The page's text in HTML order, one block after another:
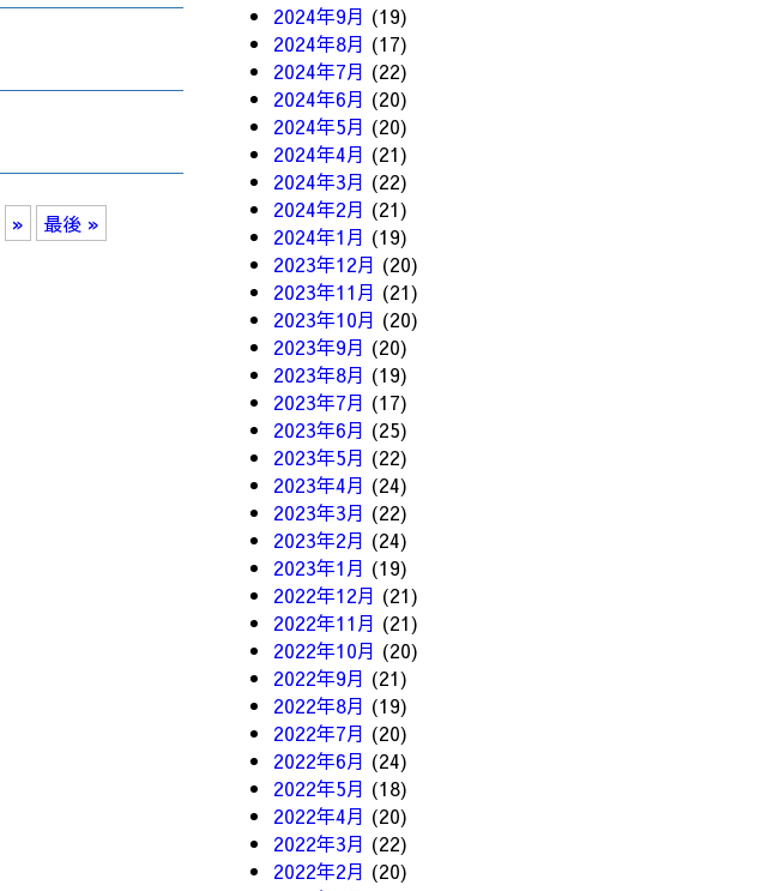
» 最後 »
2024年9月 (19)
2024年8月 (17)
2024年7月 (22)
2024年6月 (20)
2024年5月 (20)
2024年4月 (21)
2024年3月 (22)
2024年2月 (21)
2024年1月 (19)
2023年12月 (20)
2023年11月 (21)
2023年10月 (20)
2023年9月 (20)
2023年8月 (19)
2023年7月 (17)
2023年6月 (25)
2023年5月 (22)
2023年4月 (24)
2023年3月 (22)
2023年2月 (24)
2023年1月 (19)
2022年12月 (21)
2022年11月 (21)
2022年10月 (20)
2022年9月 (21)
2022年8月 (19)
2022年7月 (20)
2022年6月 (24)
2022年5月 (18)
2022年4月 (20)
2022年3月 (22)
2022年2月 (20)